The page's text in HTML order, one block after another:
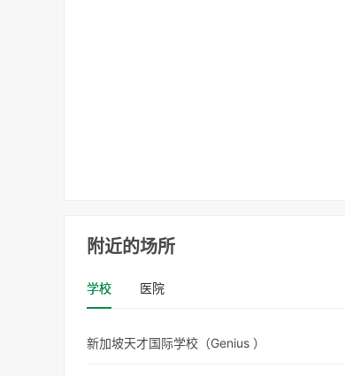
附近的场所
学校 医院
新加坡天才国际学校（Genius ）